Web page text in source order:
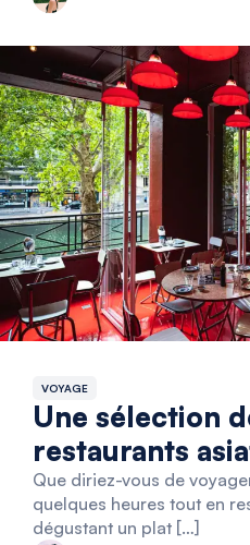
VOYAGE
Une sélection
restaurants
Que diriez-vous de
quelques heures tout en
dégustant un plat […]